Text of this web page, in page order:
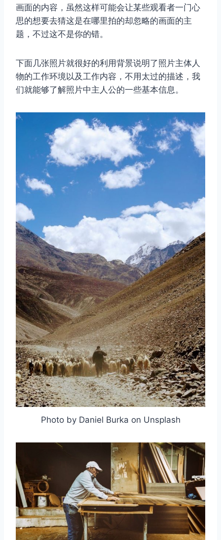
画面的内容，虽然这样可能会让某些观看者一门心
思的想要去猜这是在哪里拍的却忽略的画面的主
题，不过这不是你的错。
下面几张照片就很好的利用背景说明了照片主体人
物的工作环境以及工作内容，不用太过的描述，我
们就能够了解照片中主人公的一些基本信息。
Photo by Daniel Burka on Unsplash